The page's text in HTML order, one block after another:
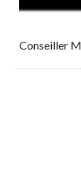
Conseiller